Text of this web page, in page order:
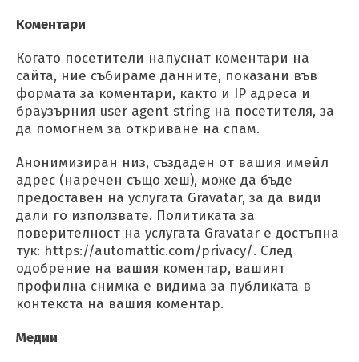
Коментари
Когато посетители напуснат коментари на
сайта, ние събираме данните, показани във
формата за коментари, както и IP адреса и
браузърния user agent string на посетителя, за
да помогнем за откриване на спам.
Анонимизиран низ, създаден от вашия имейл
адрес (наречен също хеш), може да бъде
предоставен на услугата Gravatar, за да види
дали го използвате. Политиката за
поверителност на услугата Gravatar е достъпна
тук: https://automattic.com/privacy/. След
одобрение на вашия коментар, вашият
профилна снимка е видима за публиката в
контекста на вашия коментар.
Медии